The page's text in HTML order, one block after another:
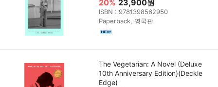
20% 23,900원
ISBN : 9781398562950
Paperback, 영국판
The Vegetarian: A Novel (Deluxe
10th Anniversary Edition)(Deckle
Edge)